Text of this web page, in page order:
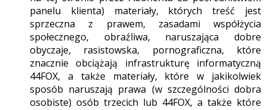
panelu klienta) materiały, których treść jest
sprzeczna z prawem, zasadami współżycia
społecznego, obraźliwa, naruszająca dobre
obyczaje, rasistowska, pornograficzna, które
znacznie obciążają infrastrukturę informatyczną
44FOX, a także materiały, które w jakikolwiek
sposób naruszają prawa (w szczególności dobra
osobiste) osób trzecich lub 44FOX, a także które